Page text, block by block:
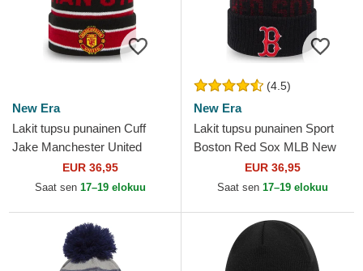
New Era
Lakit tupsu punainen Cuff
Jake Manchester United
Football Club Premier League
New Era
EUR 36,95
Saat sen 17–19 elokuu
(4.5)
New Era
Lakit tupsu punainen Sport
Boston Red Sox MLB New
EUR 36,95
Saat sen 17–19 elokuu